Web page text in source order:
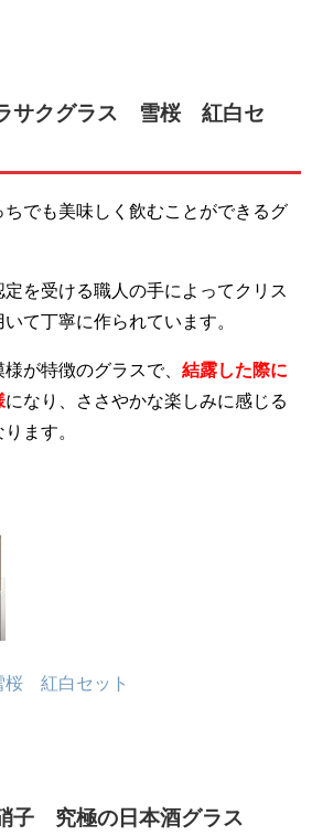
サクグラス 雪桜 紅白セ
でも美味しく飲むことができるグ
を受ける職人の手によってクリス
て丁寧に作られています。
が特徴のグラスで、 結露した際に
になり、ささやかな楽しみに感じる
ます。
紅白セット
子 究極の日本酒グラス